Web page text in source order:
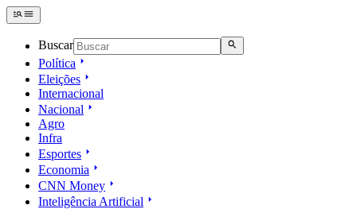
Buscar
Política
Eleições
Internacional
Nacional
Agro
Infra
Esportes
Economia
CNN Money
Inteligência Artificial